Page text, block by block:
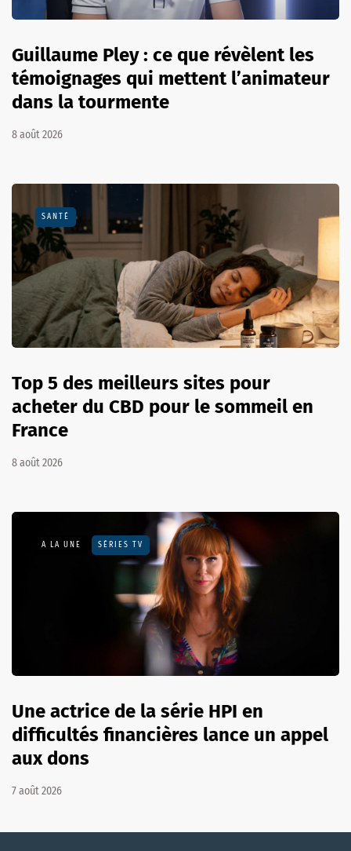
Guillaume Pley : ce que révèlent les
témoignages qui mettent l’animateur
dans la tourmente
8 août 2026
SANTÉ
Top 5 des meilleurs sites pour
acheter du CBD pour le sommeil en
France
8 août 2026
A LA UNE SÉRIES TV
Une actrice de la série HPI en
difficultés financières lance un appel
aux dons
7 août 2026